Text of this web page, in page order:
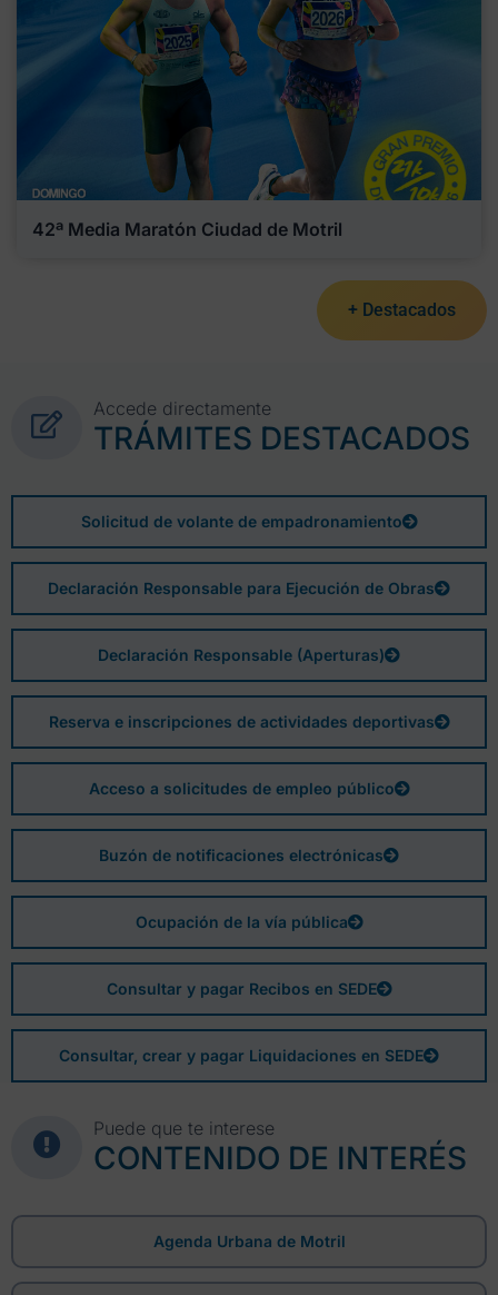
42ª Media Maratón Ciudad de Motril
+ Destacados
Accede directamente
TRÁMITES DESTACADOS
Solicitud de volante de empadronamiento
Declaración Responsable para Ejecución de Obras
Declaración Responsable (Aperturas)
Reserva e inscripciones de actividades deportivas
Acceso a solicitudes de empleo público
Buzón de notificaciones electrónicas
Ocupación de la vía pública
Consultar y pagar Recibos en SEDE
Consultar, crear y pagar Liquidaciones en SEDE
Puede que te interese
CONTENIDO DE INTERÉS
Agenda Urbana de Motril